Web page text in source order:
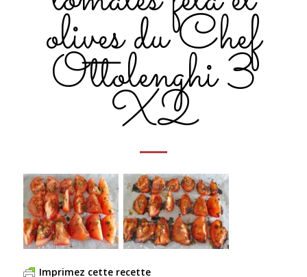
olives du Chef
Ottolenghi 3
X2
Imprimez cette recette